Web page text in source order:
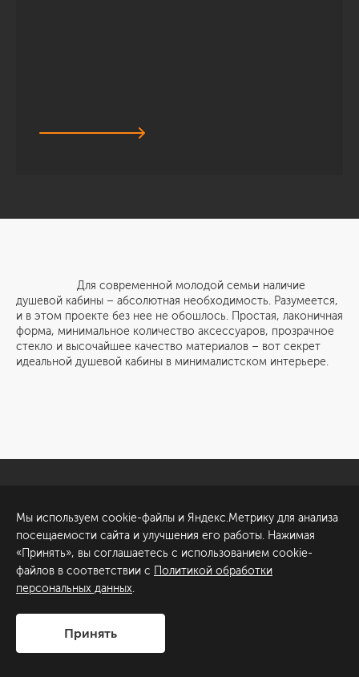
Для современной молодой семьи наличие
душевой кабины – абсолютная необходимость. Разумеется,
и в этом проекте без нее не обошлось. Простая, лаконичная
форма, минимальное количество аксессуаров, прозрачное
стекло и высочайшее качество материалов – вот секрет
идеальной душевой кабины в минималистском интерьере.
Обсудить проект
ул. Академика Павлова, 6
к1
+7 (812) 200-95-55
Сделано в
Мы используем cookie-файлы и Яндекс.Метрику для анализа
посещаемости сайта и улучшения его работы. Нажимая
«Принять», вы соглашаетесь с использованием cookie-
файлов в соответствии с Политикой обработки
персональных данных.
Принять